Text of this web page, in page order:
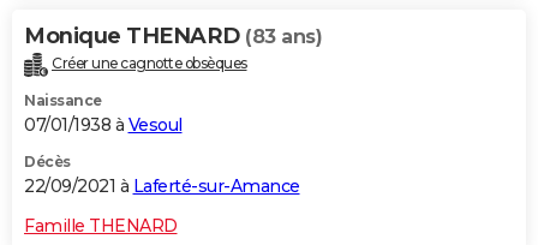
Dictionnaire
Biographies
Citations
Expressions
Proverbes
PROGRAMME TV
COPAINS D'AVANT
S'inscrire
Se connecter
Lycées
Collèges
Primaires
Universités
Entreprises
Service militaire
Avis de recherche
AVIS DE DÉCÈS
Monique THENARD (83 ans)
Créer une cagnotte obsèques
Naissance
07/01/1938 à Vesoul
Décès
22/09/2021 à Laferté-sur-Amance
Famille THENARD